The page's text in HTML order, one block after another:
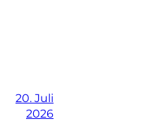
20. Juli
2026